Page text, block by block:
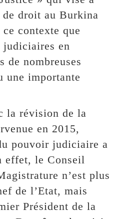
droit au Burkina
ce contexte que
judiciaires en
de nombreuses
une importante
la révision de la
en 2015,
pouvoir judiciaire a
effet, le Conseil
n’est plus
de l’Etat, mais
Président de la